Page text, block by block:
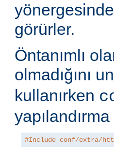
görürler.
Öntanımlı
olmadığını
kullanırken
#Include conf/extra/